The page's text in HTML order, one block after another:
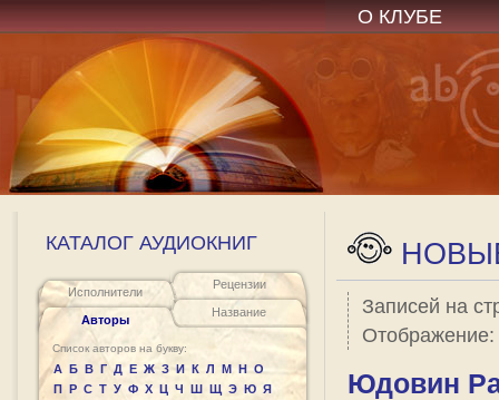
О КЛУБЕ
КАТАЛОГ АУДИОКНИГ
Исполнители
Авторы
Рецензии
Название
Список авторов на букву:
А Б В Г Д Е Ж З И К Л М Н О
П Р С Т У Ф Х Ц Ч Ш Щ Э Ю Я
Записей на
Отображение:
Юдовин